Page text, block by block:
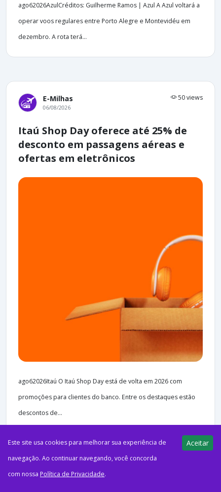
ago62026AzulCréditos: Guilherme Ramos | Azul A Azul voltará a
operar voos regulares entre Porto Alegre e Montevidéu em
dezembro. A rota terá...
E-Milhas 50 views
06/08/2026
Itaú Shop Day oferece até 25% de
desconto em passagens aéreas e
ofertas em eletrônicos
ago62026Itaú O Itaú Shop Day está de volta em 2026 com
promoções para clientes do banco. Entre os destaques estão
descontos de...
E-Milhas
Este site usa cookies para melhorar sua experiência de
navegação. Ao continuar navegando, você concorda
com nossa Política de Privacidade.
Aceitar